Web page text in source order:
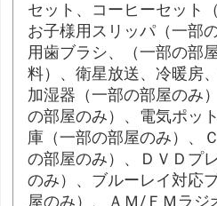
セット、コーヒーセット
お子様用スリッパ（一部
用歯ブラシ、（一部の部
料）、衛星放送、冷暖房
加湿器（一部の部屋のみ
の部屋のみ）、電気ポッ
庫（一部の部屋のみ）、
の部屋のみ）、ＤＶＤプ
のみ）、ブルーレイ対応
屋のみ）、ＡＭ/ＦＭラジ